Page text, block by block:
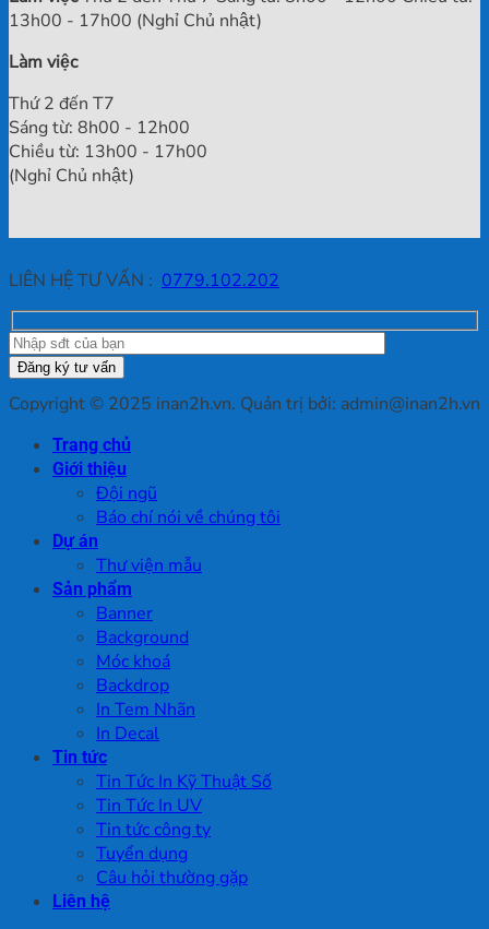
13h00 - 17h00 (Nghỉ Chủ nhật)
Làm việc
Thứ 2 đến T7
Sáng từ: 8h00 - 12h00
Chiều từ: 13h00 - 17h00
(Nghỉ Chủ nhật)
LIÊN HỆ TƯ VẤN : 0779.102.202
Copyright © 2025 inan2h.vn. Quản trị bởi: admin@inan2h.vn
Trang chủ
Giới thiệu
Đội ngũ
Báo chí nói về chúng tôi
Dự án
Thư viện mẫu
Sản phẩm
Banner
Background
Móc khoá
Backdrop
In Tem Nhãn
In Decal
Tin tức
Tin Tức In Kỹ Thuật Số
Tin Tức In UV
Tin tức công ty
Tuyển dụng
Câu hỏi thường gặp
Liên hệ